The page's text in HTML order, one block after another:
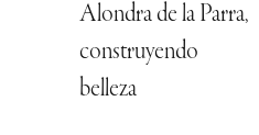
Alondra de la Parra,
construyendo
belleza